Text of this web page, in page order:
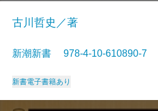
古川哲史／著
新潮新書 978-4-10-610890-
新書電子書籍あり